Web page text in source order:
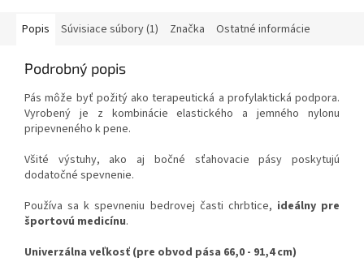
Popis Súvisiace súbory (1) Značka Ostatné informácie
Podrobný popis
Pás môže byť požitý ako terapeutická a profylaktická podpora.
Vyrobený je z kombinácie elastického a jemného nylonu
pripevneného k pene.
Všité výstuhy, ako aj bočné sťahovacie pásy poskytujú
dodatočné spevnenie.
Používa sa k spevneniu bedrovej časti chrbtice, ideálny pre
športovú medicínu.
Univerzálna veľkosť (pre obvod pása 66,0 - 91,4 cm)